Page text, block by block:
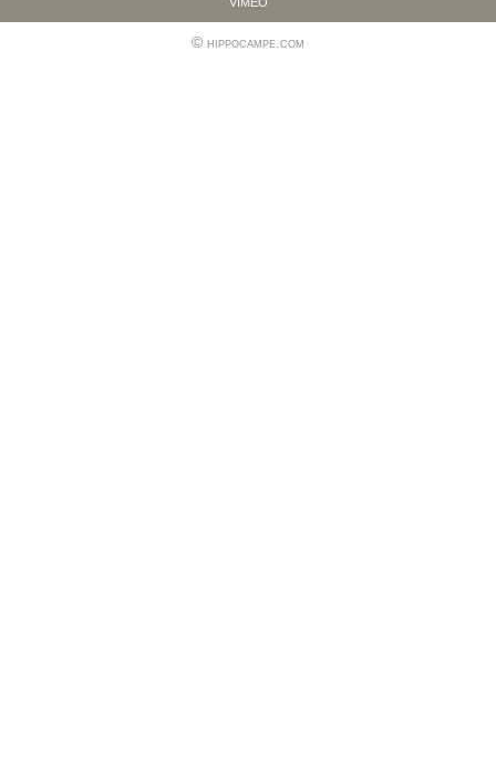
hippocampe.com